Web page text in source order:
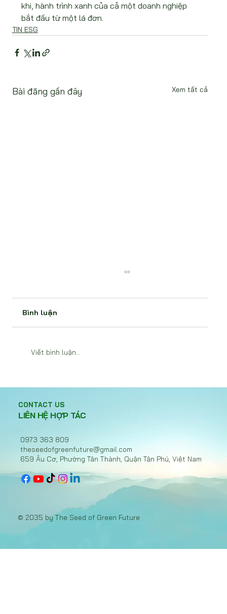
khi, hành trình xanh của cả một doanh nghiệp
bắt đầu từ một lá đơn.
TIN ESG
Bài đăng gần đây Xem tất cả
Hiệp ước nhựa toàn cầu bế tắc, Việt
Nam chọn hành động với EPR
Bình luận
Viết bình luận...
CONTACT US
LIÊN HỆ HỢP TÁC
© 2035 by The Seed of Green Future
0973 363 809
theseedofgreenfuture@gmail.com
659 Âu Cơ, Phường Tân Thành, Quận Tân Phú, Việt Nam